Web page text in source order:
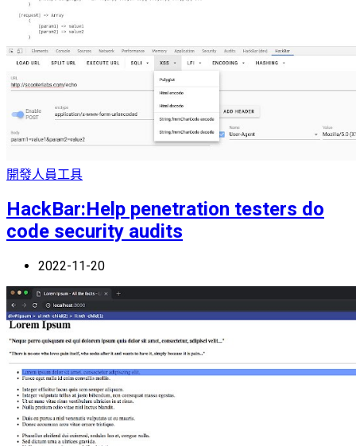
開發人員工具
HackBar:Help penetration testers do
code security audits
2022-11-20